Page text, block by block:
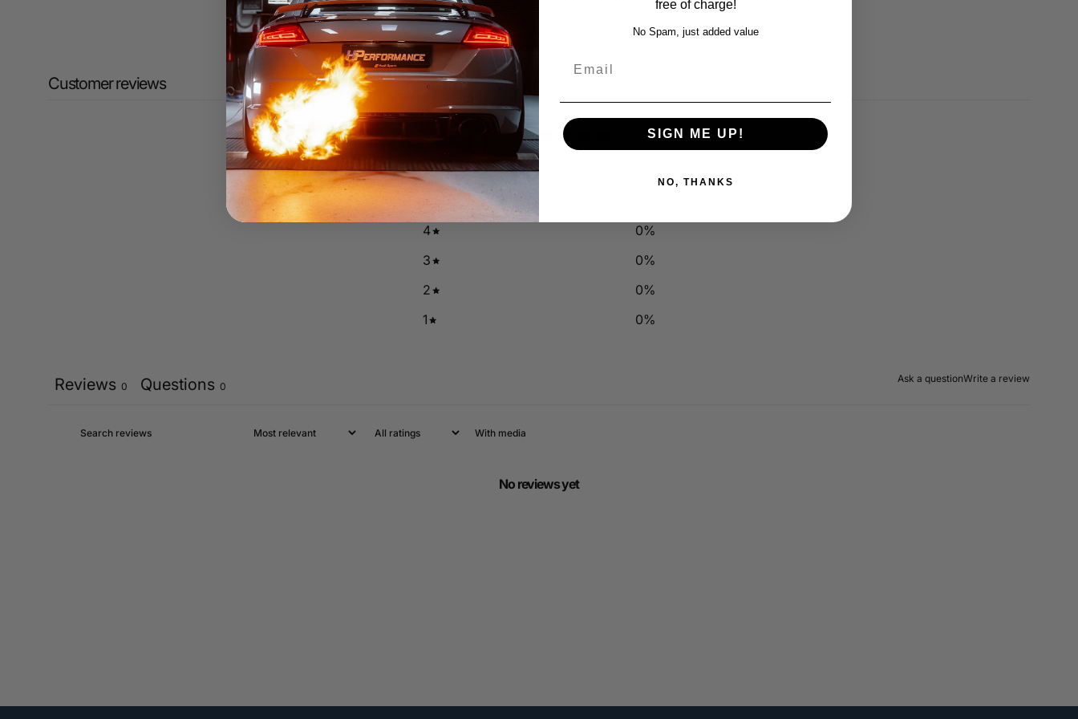
Customer reviews
0 0 reviews
5
4
0%
3
0%
2
0%
1
0%
Ask a questionWrite a review
Reviews 0 Questions 0
With media
No reviews yet
free of charge!
No Spam, just added value
SIGN ME UP!
NO, THANKS